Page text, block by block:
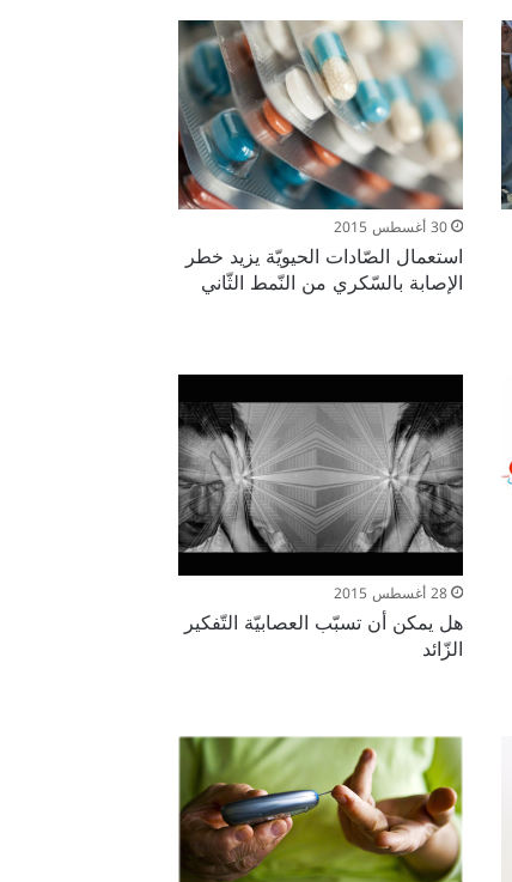
30 أغسطس 2015
استعمال الصّادات الحيويّة يزيد خطر
الإصابة بالسّكري من النّمط الثّاني
28 أغسطس 2015
هل يمكن أن تسبّب العصابيّة التّفكير
الزّائد